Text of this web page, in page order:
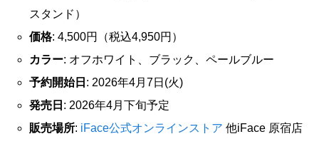
スタンド）
価格: 4,500円（税込4,950円）
カラー: オフホワイト、ブラック、ペールブルー
予約開始日 : 2026年4月7日(火)
発売日 : 2026年4月下旬予定
販売場所: iFace公式オンラインストア 他iFace 原宿店